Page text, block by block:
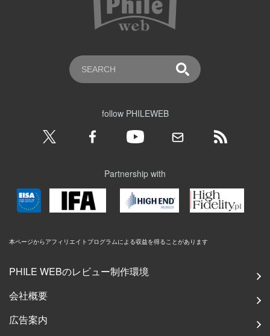
follow PHILEWEB
Partnership with
本ページからアフィリエイトプログラムによる収益を得ることがあります
PHILE WEBのレビュー制作環境
会社概要
広告案内